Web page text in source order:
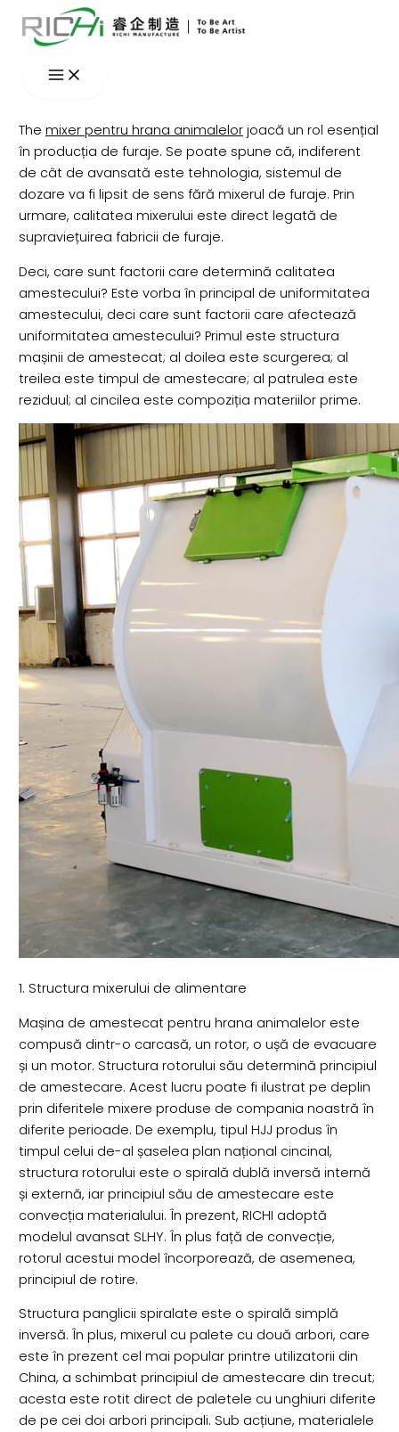
Skip
The mixer pentru hrana animalelorjoacă un rol esențial
în producția de furaje. Se poate spune că, indiferent
de cât de avansată este tehnologia, sistemul de
dozare va fi lipsit de sens fără mixerul de furaje. Prin
urmare, calitatea mixerului este direct legată de
supraviețuirea fabricii de furaje.
Deci, care sunt factorii care determină calitatea
amestecului? Este vorba în principal de uniformitatea
amestecului, deci care sunt factorii care afectează
uniformitatea amestecului? Primul este structura
mașinii de amestecat; al doilea este scurgerea; al
treilea este timpul de amestecare; al patrulea este
reziduul; al cincilea este compoziția materiilor prime.
1. Structura mixerului de alimentare
Mașina de amestecat pentru hrana animalelor este
compusă dintr-o carcasă, un rotor, o ușă de evacuare
și un motor. Structura rotorului său determină principiul
de amestecare. Acest lucru poate fi ilustrat pe deplin
prin diferitele mixere produse de compania noastră în
diferite perioade. De exemplu, tipul HJJ produs în
timpul celui de-al șaselea plan național cincinal,
structura rotorului este o spirală dublă inversă internă
și externă, iar principiul său de amestecare este
convecția materialului. În prezent, RICHI adoptă
modelul avansat SLHY. În plus față de convecție,
rotorul acestui model încorporează, de asemenea,
principiul de rotire.
Structura panglicii spiralate este o spirală simplă
inversă. În plus, mixerul cu palete cu două arbori, care
este în prezent cel mai popular printre utilizatorii din
China, a schimbat principiul de amestecare din trecut;
acesta este rotit direct de paletele cu unghiuri diferite
de pe cei doi arbori principali. Sub acțiune, materialele